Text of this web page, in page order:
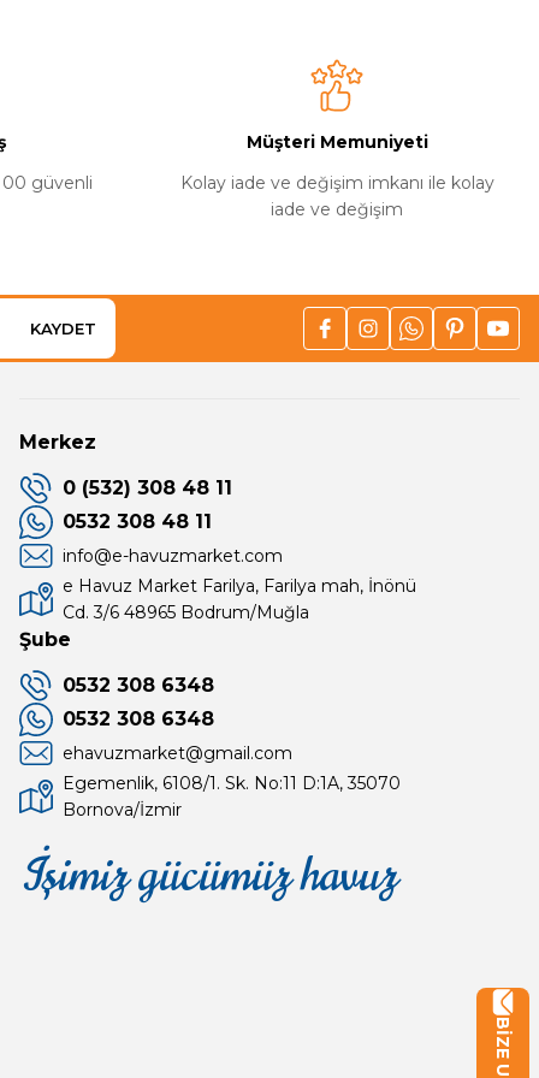
güvenli
Müşteri Memuniyeti
Kolay iade ve değişim imkanı ile kolay
iade ve değişim
KAYDET
Merkez
0 (532) 308 48 11
0532 308 48 11
info@e-havuzmarket.com
e Havuz Market Farilya, Farilya mah, İnönü
Cd. 3/6 48965 Bodrum/Muğla
Şube
0532 308 6348
0532 308 6348
ehavuzmarket@gmail.com
Egemenlik, 6108/1. Sk. No:11 D:1A, 35070
Bornova/İzmir
İşimiz gücümüz havuz
Mağaza
Depomuz